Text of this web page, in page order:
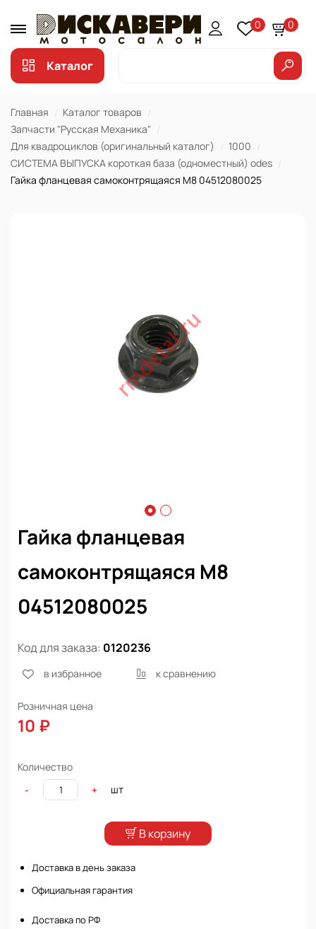
0 0
Каталог
Главная
Каталог товаров
Запчасти "Русская Механика"
Для квадроциклов (оригинальный каталог)
1000
СИСТЕМА ВЫПУСКА короткая база (одноместный) odes
Гайка фланцевая самоконтрящаяся М8 04512080025
Гайка фланцевая
самоконтрящаяся М8
04512080025
Код для заказа: 0120236
в избранное к сравнению
Розничная цена
10 ₽
Количество
-
+ шт
В корзину
Доставка в день заказа
Официальная гарантия
Доставка по РФ